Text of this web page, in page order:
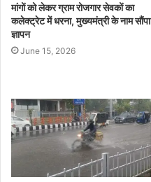
मांगों को लेकर ग्राम रोजगार सेवकों का
कलेक्ट्रेट में धरना, मुख्यमंत्री के नाम सौंपा
ज्ञापन
June 15, 2026